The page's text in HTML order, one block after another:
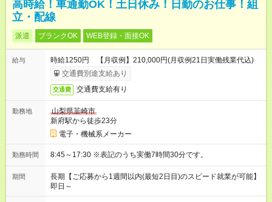
高時給！車通勤OK！土日休み！日勤のお仕事！組
立・配線
派遣 ブランクOK WEB登録・面接OK
給与
時給1250円 【月収例】210,000円(月収例21日実働残業代込)
交通費別途支給あり
交通費 交通費支給有り
勤務地
山梨県韮崎市
新府駅から徒歩23分
電子・機械系メーカー
勤務時間 8:45～17:30 ※表記のうち実働7時間30分です。
期間
長期【ご応募から1週間以内(最短2日目)のスピード就業が可能】
即日～